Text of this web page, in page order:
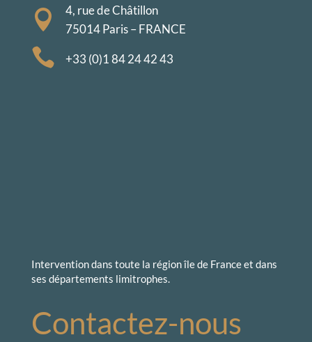

4, rue de Châtillon
75014 Paris – FRANCE
 +33 (0)1 84 24 42 43
Intervention dans toute la région île de France et dans
ses départements limitrophes.
Contactez-nous